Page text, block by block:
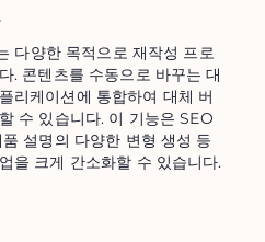
다양한 목적으로 재작성 프로
. 콘텐츠를 수동으로 바꾸는 대
리케이션에 통합하여 대체 버
수 있습니다. 이 기능은 SEO
설명의 다양한 변형 생성 등
을 크게 간소화할 수 있습니다.